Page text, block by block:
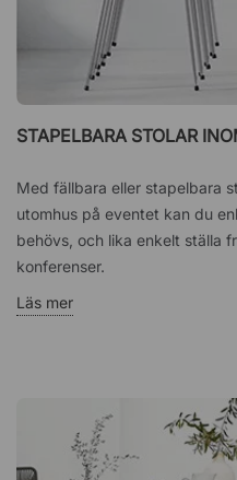
STAPELBARA STOLAR
Med fällbara eller stapelbara
utomhus på eventet kan du
behövs, och lika enkelt ställa
konferenser.
Läs mer